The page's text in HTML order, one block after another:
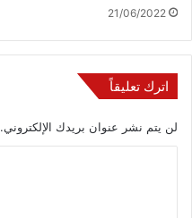
21/06/2022
اترك تعليقاً
لن يتم نشر عنوان بريدك الإلكتروني.